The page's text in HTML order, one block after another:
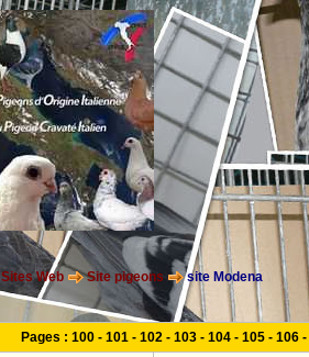
Sites Web Site pigeons site Modena
Pages : 100- 101- 102- 103- 104- 105- 106-